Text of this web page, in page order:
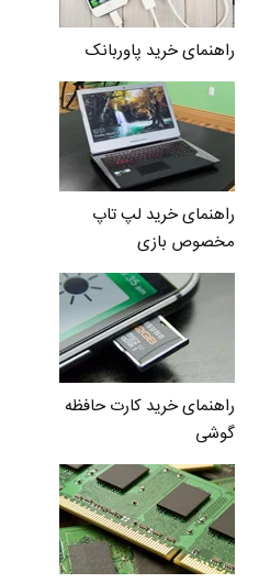
راهنمای خرید پاوربانک
راهنمای خرید لپ تاپ
مخصوص بازی
راهنمای خرید کارت حافظه
گوشی